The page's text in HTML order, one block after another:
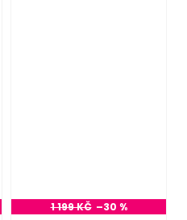
1 199 KČ –30 %